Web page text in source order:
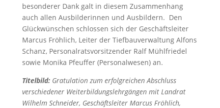
besonderer Dank galt in diesem Zusammenhang
auch allen Ausbilderinnen und Ausbildern. Den
Glückwünschen schlossen sich der Geschäftsleiter
Marcus Fröhlich, Leiter der Tiefbauverwaltung Alfons
Schanz, Personalratsvorsitzender Ralf Mühlfriedel
sowie Monika Pfeuffer (Personalwesen) an.
Titelbild:Gratulation zum erfolgreichen Abschluss
verschiedener Weiterbildungslehrgängen mit Landrat
Wilhelm Schneider, Geschäftsleiter Marcus Fröhlich,